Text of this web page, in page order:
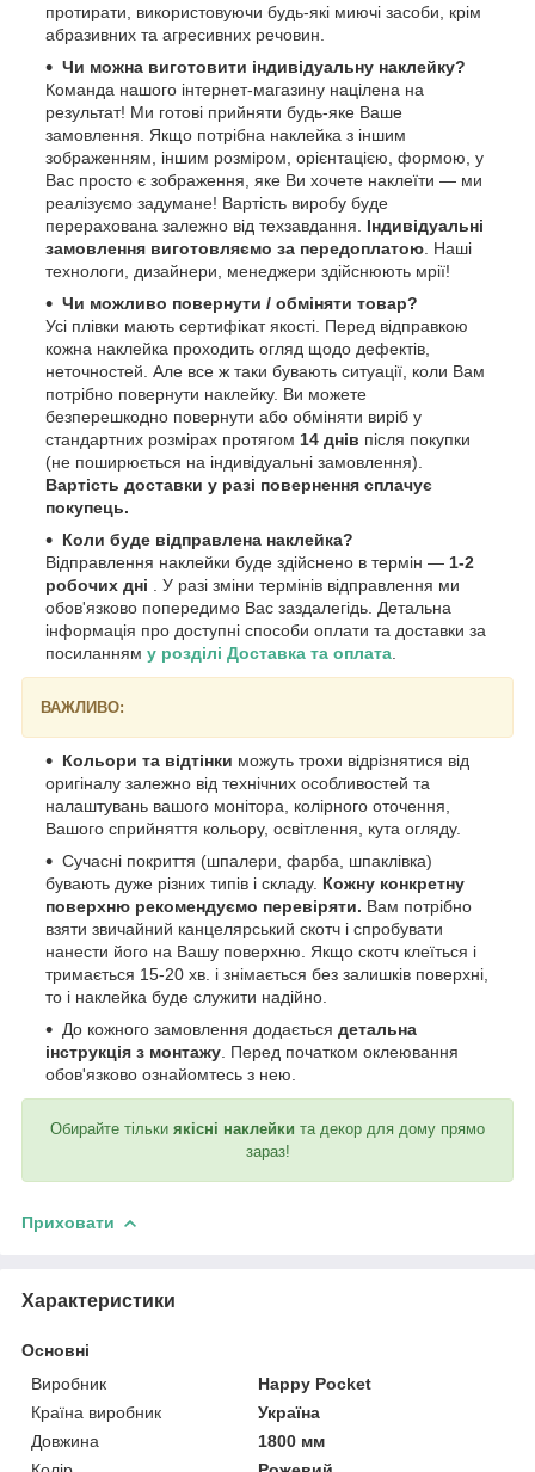
протирати, використовуючи будь-які миючі засоби, крім
абразивних та агресивних речовин.
Чи можна виготовити індивідуальну наклейку?
Команда нашого інтернет-магазину націлена на
результат! Ми готові прийняти будь-яке Ваше
замовлення. Якщо потрібна наклейка з іншим
зображенням, іншим розміром, орієнтацією, формою, у
Вас просто є зображення, яке Ви хочете наклеїти — ми
реалізуємо задумане! Вартість виробу буде
перерахована залежно від техзавдання. Індивідуальні
замовлення виготовляємо за передоплатою . Наші
технологи, дизайнери, менеджери здійснюють мрії!
Чи можливо повернути / обміняти товар?
Усі плівки мають сертифікат якості. Перед відправкою
кожна наклейка проходить огляд щодо дефектів,
неточностей. Але все ж таки бувають ситуації, коли Вам
потрібно повернути наклейку. Ви можете
безперешкодно повернути або обміняти виріб у
стандартних розмірах протягом 14 днів після покупки
(не поширюється на індивідуальні замовлення).
Вартість доставки у разі повернення сплачує
покупець.
Коли буде відправлена наклейка?
Відправлення наклейки буде здійснено в термін — 1-2
робочих дні . У разі зміни термінів відправлення ми
обов'язково попередимо Вас заздалегідь. Детальна
інформація про доступні способи оплати та доставки за
посиланням у розділі Доставка та оплата
ВАЖЛИВО:
Кольори та відтінки можуть трохи відрізнятися від
оригіналу залежно від технічних особливостей та
налаштувань вашого монітора, колірного оточення,
Вашого сприйняття кольору, освітлення, кута огляду.
Сучасні покриття (шпалери, фарба, шпаклівка)
бувають дуже різних типів і складу. Кожну конкретну
поверхню рекомендуємо перевіряти. Вам потрібно
взяти звичайний канцелярський скотч і спробувати
нанести його на Вашу поверхню. Якщо скотч клеїться і
тримається 15-20 хв. і знімається без залишків поверхні,
то і наклейка буде служити надійно.
До кожного замовлення додається детальна
інструкція з монтажу . Перед початком оклеювання
обов'язково ознайомтесь з нею.
Обирайте тільки якісні наклейки та декор для дому прямо
зараз!
Приховати
Характеристики
Основні
Виробник
Happy Pocket
Країна виробник
Україна
Довжина
1800 мм